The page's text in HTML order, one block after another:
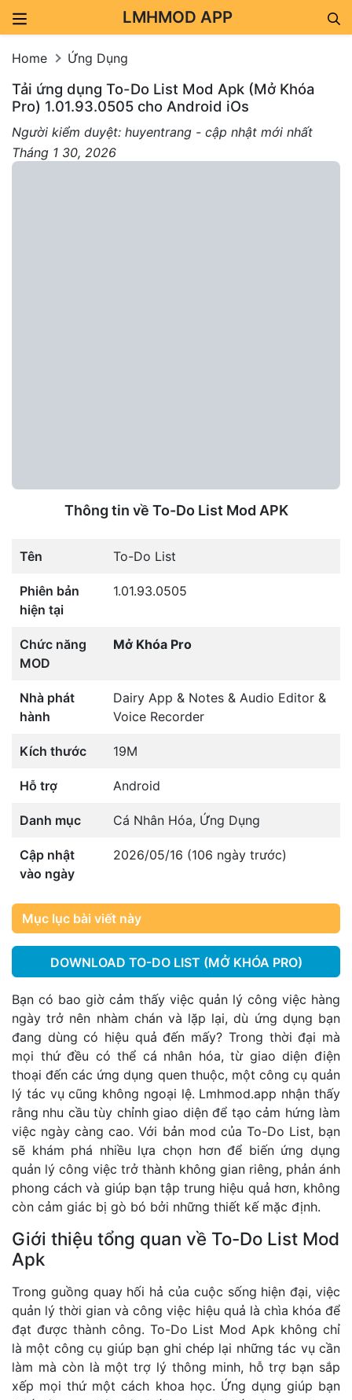
LMHMOD APP
Home Ứng Dụng
Tải ứng dụng To-Do List Mod Apk (Mở Khóa
Pro) 1.01.93.0505 cho Android iOs
Người kiểm duyệt: huyentrang - cập nhật mới nhất
Tháng 1 30, 2026
Thông tin về To-Do List Mod APK
Tên To-Do List
Phiên bản
hiện tại
1.01.93.0505
Chức năng
MOD
Mở Khóa Pro
Nhà phát
hành
Dairy App & Notes & Audio Editor &
Voice Recorder
Kích thước 19M
Hỗ trợ Android
Danh mục Cá Nhân Hóa, Ứng Dụng
Cập nhật
vào ngày
2026/05/16 (106 ngày trước)
Mục lục bài viết này
DOWNLOAD TO-DO LIST (MỞ KHÓA PRO)
Bạn có bao giờ cảm thấy việc quản lý công việc hàng
ngày trở nên nhàm chán và lặp lại, dù ứng dụng bạn
đang dùng có hiệu quả đến mấy? Trong thời đại mà
mọi thứ đều có thể cá nhân hóa, từ giao diện điện
thoại đến các ứng dụng quen thuộc, một công cụ quản
lý tác vụ cũng không ngoại lệ. Lmhmod.app nhận thấy
rằng nhu cầu tùy chỉnh giao diện để tạo cảm hứng làm
việc ngày càng cao. Với bản mod của To-Do List, bạn
sẽ khám phá nhiều lựa chọn hơn để biến ứng dụng
quản lý công việc trở thành không gian riêng, phản ánh
phong cách và giúp bạn tập trung hiệu quả hơn, không
còn cảm giác bị gò bó bởi những thiết kế mặc định.
Giới thiệu tổng quan về To-Do List Mod
Apk
Trong guồng quay hối hả của cuộc sống hiện đại, việc
quản lý thời gian và công việc hiệu quả là chìa khóa để
đạt được thành công. To-Do List Mod Apk không chỉ
là một công cụ giúp bạn ghi chép lại những tác vụ cần
làm mà còn là một trợ lý thông minh, hỗ trợ bạn sắp
xếp mọi thứ một cách khoa học. Ứng dụng giúp bạn